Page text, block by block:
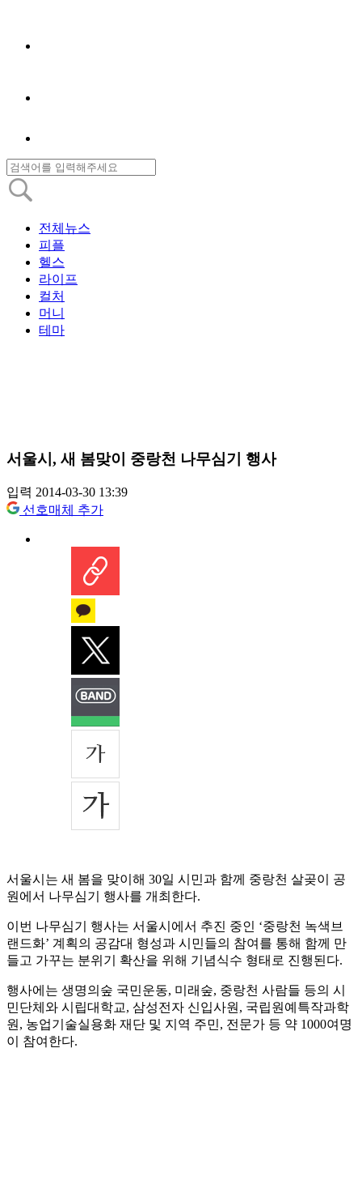
전체뉴스
피플
헬스
라이프
컬처
머니
테마
서울시, 새 봄맞이 중랑천 나무심기 행사
입력 2014-03-30 13:39
선호매체 추가
서울시는 새 봄을 맞이해 30일 시민과 함께 중랑천 살곶이 공
원에서 나무심기 행사를 개최한다.
이번 나무심기 행사는 서울시에서 추진 중인 ‘중랑천 녹색브
랜드화’ 계획의 공감대 형성과 시민들의 참여를 통해 함께 만
들고 가꾸는 분위기 확산을 위해 기념식수 형태로 진행된다.
행사에는 생명의숲 국민운동, 미래숲, 중랑천 사람들 등의 시
민단체와 시립대학교, 삼성전자 신입사원, 국립원예특작과학
원, 농업기술실용화 재단 및 지역 주민, 전문가 등 약 1000여명
이 참여한다.